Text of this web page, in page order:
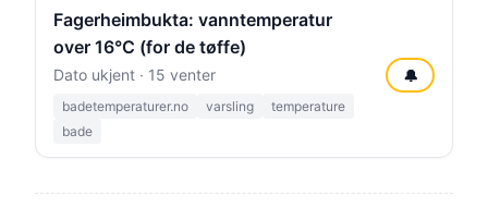
Fagerheimbukta: vanntemperatur
over 16°C (for de tøffe)
Dato ukjent · 15 venter
badetemperaturer.no varsling
temperature
bade
🔔